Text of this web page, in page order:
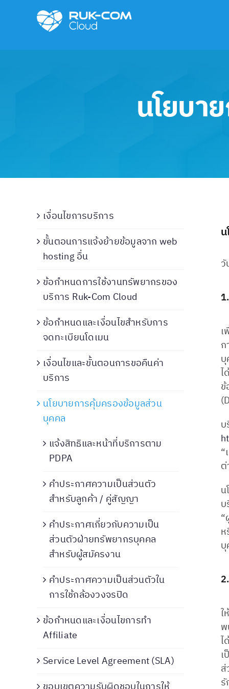
นโยบา
ใ
ไ
เงื่อนไขการบริการ
ขั้นตอนการแจ้งย้ายข้อมูลจาก web
hosting อื่น
ข้อกำหนดการใช้งานทรัพยากรของ
บริการ Ruk-Com Cloud
ข้อกำหนดและเงื่อนไขสำหรับการ
จดทะเบียนโดเมน
เงื่อนไขและขั้นตอนการขอคืนค่า
บริการ
นโยบายการคุ้มครองข้อมูลส่วน
บุคคล
แจ้งสิทธิและหน้าที่บริการตาม
PDPA
คำประกาศความเป็นส่วนตัว
สำหรับลูกค้า / คู่สัญญา
คำประกาศเกี่ยวกับความเป็น
ส่วนตัวฝ่ายทรัพยากรบุคคล
สำหรับผู้สมัครงาน
คำประกาศความเป็นส่วนตัวใน
การใช้กล้องวงจรปิด
ข้อกำหนดและเงื่อนไขการทำ
Affiliate
Service Level Agreement (SLA)